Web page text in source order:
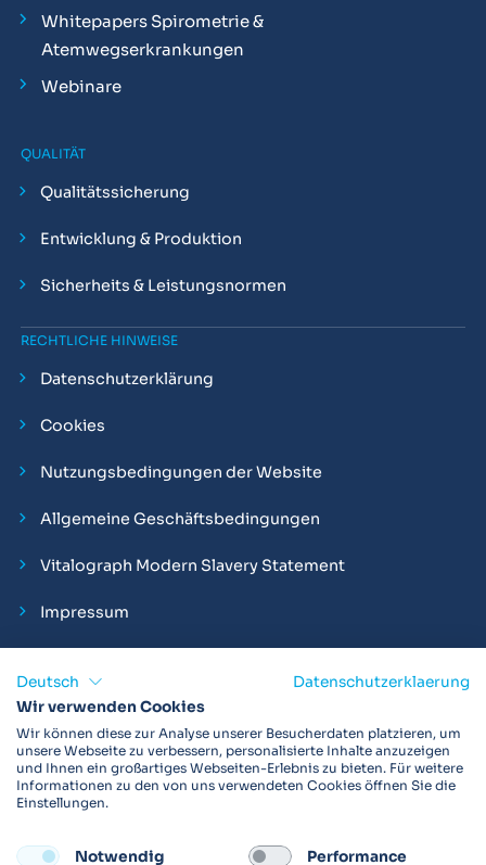
Whitepapers Spirometrie &
Atemwegserkrankungen
Webinare
QUALITÄT
Qualitätssicherung
Entwicklung & Produktion
Sicherheits & Leistungsnormen
RECHTLICHE HINWEISE
Datenschutzerklärung
Cookies
Nutzungsbedingungen der Website
Allgemeine Geschäftsbedingungen
Vitalograph Modern Slavery Statement
Impressum
Vitalograph ist ein internationaler Hersteller von Spirometern,
EKGs und Bakterien-Viren-Filtern zur sicheren
Lungenfunktionsdiagnostik. Darüber hinaus sind wir weltweit
als Technologie- und Service-Provider für klinische
FOLLOW
Deutsch
Datenschutzerklaerung
Wir verwenden Cookies
Wir können diese zur Analyse unserer Besucherdaten platzieren, um
unsere Webseite zu verbessern, personalisierte Inhalte anzuzeigen
und Ihnen ein großartiges Webseiten-Erlebnis zu bieten. Für weitere
Informationen zu den von uns verwendeten Cookies öffnen Sie die
Einstellungen.
Notwendig Performance